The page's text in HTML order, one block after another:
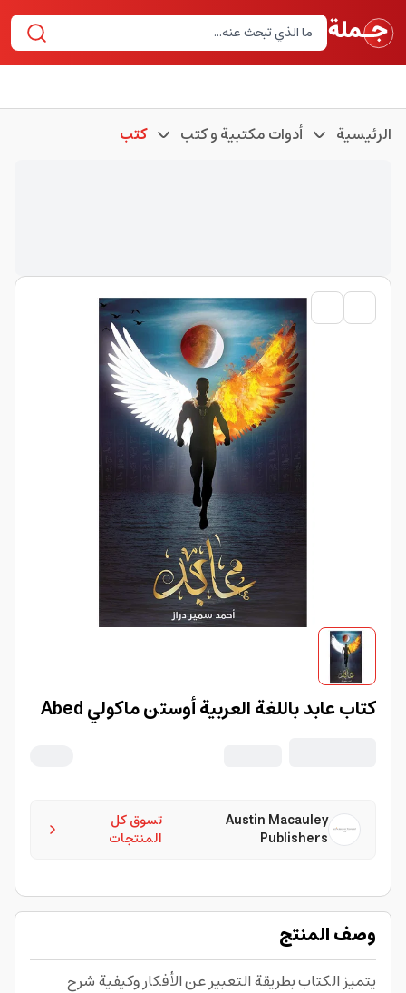
الرئيسية أدوات مكتبية و كتب كتب
كتاب عابد باللغة العربية أوستن ماكولي Abed
تسوق كل
المنتجات
Austin Macauley
Publishers
وصف المنتج
يتميز الكتاب بطريقة التعبير عن الأفكار وكيفية شرح